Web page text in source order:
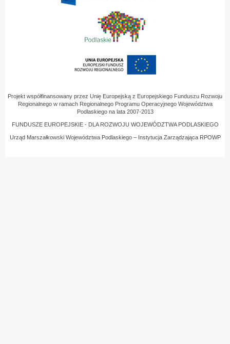
Projekt współfinansowany przez Unię Europejską z Europejskiego Funduszu Rozwoju
Regionalnego w ramach Regionalnego Programu Operacyjnego Województwa
Podlaskiego na lata 2007-2013
FUNDUSZE EUROPEJSKIE - DLA ROZWOJU WOJEWÓDZTWA PODLASKIEGO
Urząd Marszałkowski Województwa Podlaskiego – Instytucja Zarządzająca RPOWP